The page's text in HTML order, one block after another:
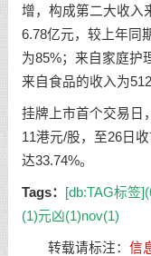
增，构成第二大收入
6.78亿元，较上年同
为85%；来自家庭护
来自食品的收入为
挂牌上市首个交易日
11港元/股，至26日
达33.74%。
Tags： [db:TAG标签
(1)元凶(1)nov(1)
转载请标注：信